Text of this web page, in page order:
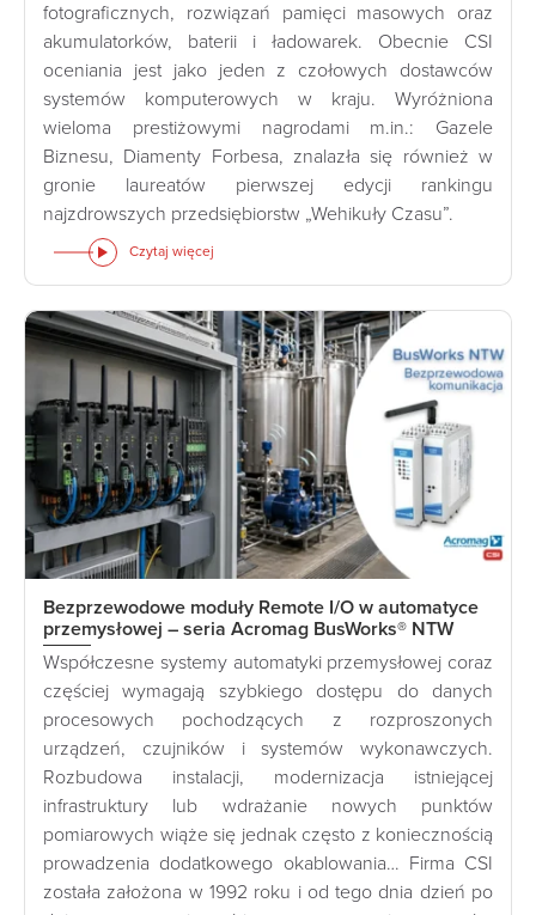
fotograficznych, rozwiązań pamięci masowych oraz
akumulatorków, baterii i ładowarek. Obecnie CSI
oceniania jest jako jeden z czołowych dostawców
systemów komputerowych w kraju. Wyróżniona
wieloma prestiżowymi nagrodami m.in.: Gazele
Biznesu, Diamenty Forbesa, znalazła się również w
gronie laureatów pierwszej edycji rankingu
najzdrowszych przedsiębiorstw „Wehikuły Czasu”.
Czytaj więcej
Bezprzewodowe moduły Remote I/O w automatyce
przemysłowej – seria Acromag BusWorks® NTW
Współczesne systemy automatyki przemysłowej coraz
częściej wymagają szybkiego dostępu do danych
procesowych pochodzących z rozproszonych
urządzeń, czujników i systemów wykonawczych.
Rozbudowa instalacji, modernizacja istniejącej
infrastruktury lub wdrażanie nowych punktów
pomiarowych wiąże się jednak często z koniecznością
prowadzenia dodatkowego okablowania… Firma CSI
została założona w 1992 roku i od tego dnia dzień po